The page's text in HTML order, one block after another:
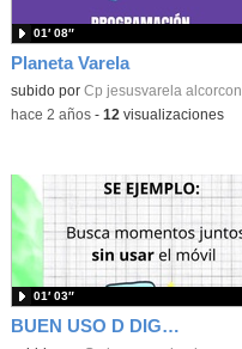
Planeta Varela
Contenido educativo.
subido por Cp jesusvarela alcorcon
01′ 08″
-hace 2 años- 12 visualizaciones
BUEN USO D DIGITAL
01′ 03″